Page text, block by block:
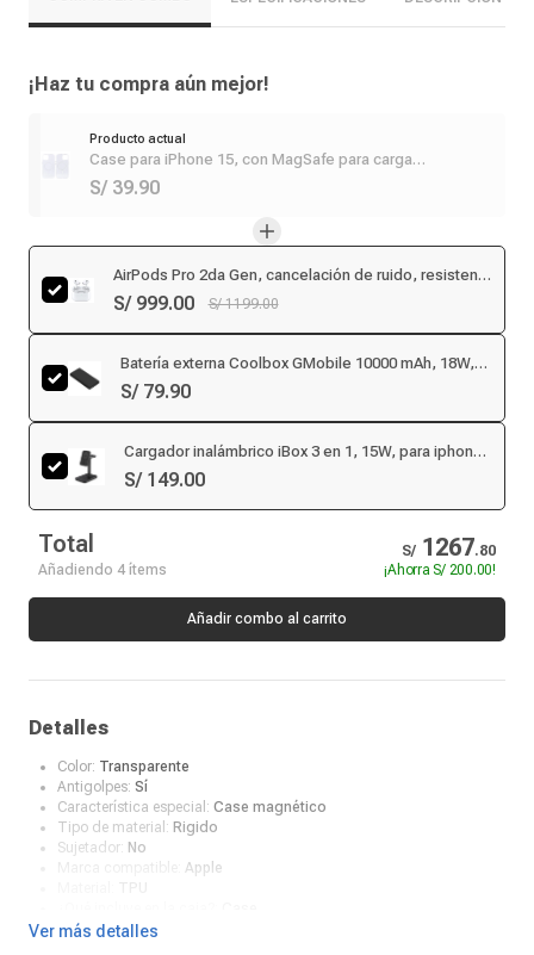
¡Haz tu compra aún mejor!
Producto actual
Case para iPhone 15, con MagSafe para carga
inalámbrica, para accesorios magnéticos,TPU rígido,
transparente
S/ 39.90
AirPods Pro 2da Gen, cancelación de ruido, resistente
al agua IPX4, duración máx. 30 horas con estuche de
carga, blanco
S/ 999.00 S/ 1199.00
Batería externa Coolbox GMobile 10000 mAh, 18W,
puerto usb y tipo C, carga rápida, negro
S/ 79.90
Cargador inalámbrico iBox 3 en 1, 15W, para iphone,
apple watch y airpods, negro
S/ 149.00
Total S/ 1267.80
Añadiendo 4 ítems
¡AhorraS/ 200.00!
Añadir combo al carrito
Detalles
Color: Transparente
Antigolpes: Sí
Característica especial: Case magnético
Tipo de material: Rigido
Sujetador: No
Apple
Ver más detalles